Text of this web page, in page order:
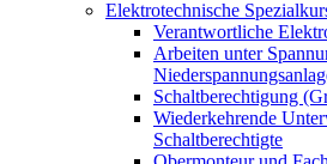
Elektrotechnische
Verantwortliche
Arbeiten unter
Schaltberechtigung
Wiederkehrende
Schaltberechtigte